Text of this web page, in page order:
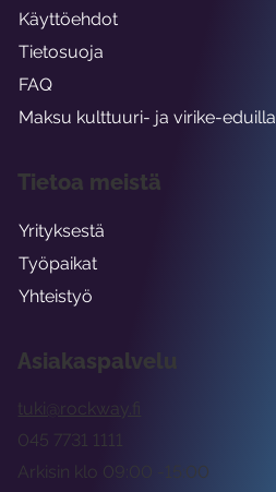
Asiakaspalvelu
tuki@rockway.fi
Arkisin klo 09:00 -15:00
045 7731 1111
Käyttöehdot
Tietosuoja
FAQ
Maksu kulttuuri- ja virike-eduilla
Tietoa meistä
Yrityksestä
Työpaikat
Yhteistyö